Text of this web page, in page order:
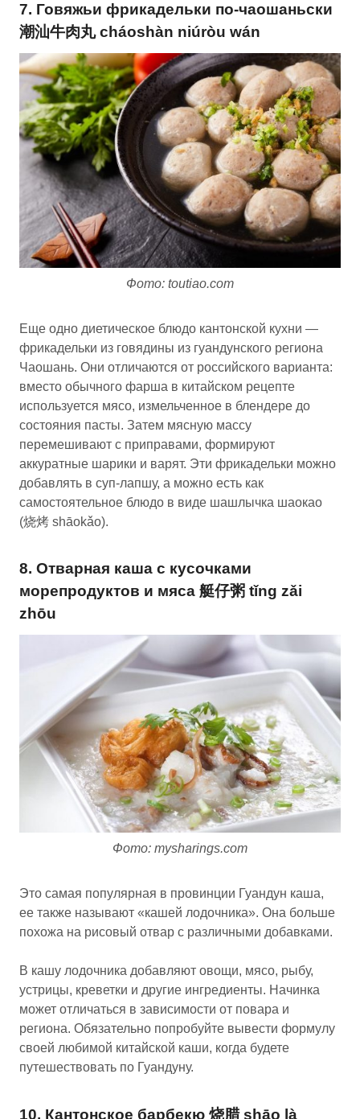
7. Говяжьи фрикадельки по-чаошаньски
潮汕牛肉丸 cháoshàn niúròu wán
Фото: toutiao.com
Еще одно диетическое блюдо кантонской кухни —
фрикадельки из говядины из гуандунского региона
Чаошань. Они отличаются от российского варианта:
вместо обычного фарша в китайском рецепте
используется мясо, измельченное в блендере до
состояния пасты. Затем мясную массу
перемешивают с приправами, формируют
аккуратные шарики и варят. Эти фрикадельки можно
добавлять в суп-лапшу, а можно есть как
самостоятельное блюдо в виде шашлычка шаокао
(烧烤 shāokǎo).
8. Отварная каша с кусочками
морепродуктов и мяса 艇仔粥 tǐng zǎi
zhōu
Фото: mysharings.com
Это самая популярная в провинции Гуандун каша,
ее также называют «кашей лодочника». Она больше
похожа на рисовый отвар с различными добавками.
В кашу лодочника добавляют овощи, мясо, рыбу,
устрицы, креветки и другие ингредиенты. Начинка
может отличаться в зависимости от повара и
региона. Обязательно попробуйте вывести формулу
своей любимой китайской каши, когда будете
путешествовать по Гуандуну.
10. Кантонское барбекю 烧腊 shāo là